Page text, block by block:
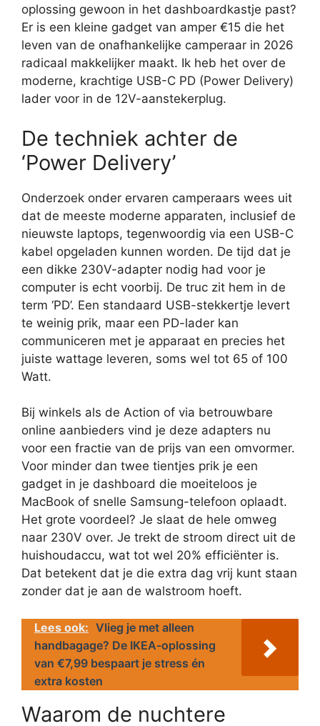
oplossing gewoon in het dashboardkastje past?
Er is een kleine gadget van amper €15 die het
leven van de onafhankelijke camperaar in 2026
radicaal makkelijker maakt. Ik heb het over de
moderne, krachtige USB-C PD (Power Delivery)
lader voor in de 12V-aanstekerplug.
De techniek achter de
‘Power Delivery’
Onderzoek onder ervaren camperaars wees uit
dat de meeste moderne apparaten, inclusief de
nieuwste laptops, tegenwoordig via een USB-C
kabel opgeladen kunnen worden. De tijd dat je
een dikke 230V-adapter nodig had voor je
computer is echt voorbij. De truc zit hem in de
term ‘PD’. Een standaard USB-stekkertje levert
te weinig prik, maar een PD-lader kan
communiceren met je apparaat en precies het
juiste wattage leveren, soms wel tot 65 of 100
Watt.
Bij winkels als de Action of via betrouwbare
online aanbieders vind je deze adapters nu
voor een fractie van de prijs van een omvormer.
Voor minder dan twee tientjes prik je een
gadget in je dashboard die moeiteloos je
MacBook of snelle Samsung-telefoon oplaadt.
Het grote voordeel? Je slaat de hele omweg
naar 230V over. Je trekt de stroom direct uit de
huishoudaccu, wat tot wel 20% efficiënter is.
Dat betekent dat je die extra dag vrij kunt staan
zonder dat je aan de walstroom hoeft.
Lees ook: Vlieg je met alleen
handbagage? De IKEA-oplossing
van €7,99 bespaart je stress én
extra kosten
Waarom de nuchtere